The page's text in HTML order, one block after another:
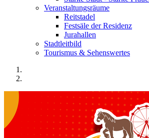
Veranstaltungsräume
Reitstadel
Festsäle der Residenz
Jurahallen
Stadtleitbild
Tourismus & Sehenswertes